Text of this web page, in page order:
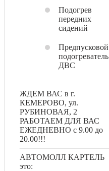
Подогрев
передних
сидений
Предпусковой
подогреватель
ДВС
ЖДЕМ ВАС в г.
КЕМЕРОВО, ул.
РУБИНОВАЯ, 2
РАБОТАЕМ ДЛЯ ВАС
ЕЖЕДНЕВНО с 9.00 до
20.00!!!
АВТОМОЛЛ КАРТЕЛЬ
это: